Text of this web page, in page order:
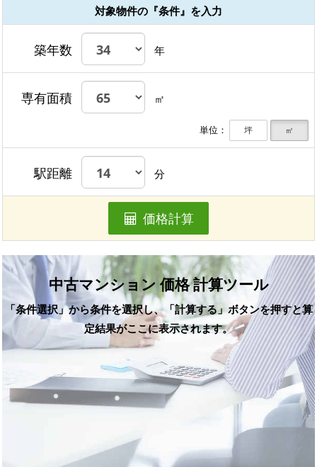
対象物件の『条件』を入力
築年数 年
専有面積 ㎡
単位： 坪 ㎡
駅距離 分
価格計算
中古マンション 価格 計算ツール
「条件選択」から条件を選択し、「計算する」ボタンを押すと算
定結果がここに表示されます。